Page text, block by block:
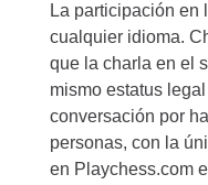
La participación en
cualquier idioma.
que la charla en el
mismo estatus
conversación por
personas, con la
en Playchess.com